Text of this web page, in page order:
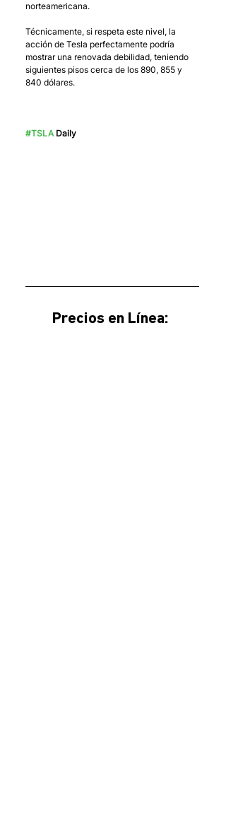
norteamericana.
Técnicamente, si respeta este nivel, la
acción de Tesla perfectamente podría
mostrar una renovada debilidad, teniendo
siguientes pisos cerca de los 890, 855 y
840 dólares.
#TSLA Daily
Precios en Línea: